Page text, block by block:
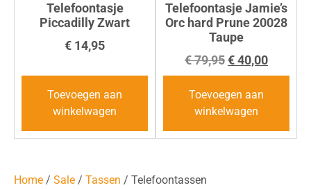
Telefoontasje
Piccadilly Zwart
€ 14,95
Toevoegen aan
winkelwagen
Telefoontasje Jamie’s
Orc hard Prune 20028
Taupe
€79,95€40,00
Toevoegen aan
winkelwagen
Home / Sale / Tassen / Telefoontassen